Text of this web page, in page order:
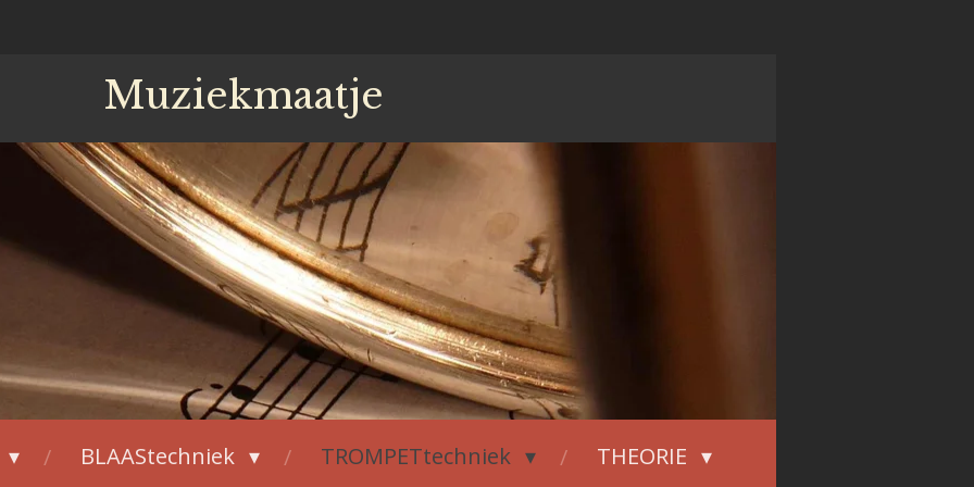
Muziekmaatje
BLAAStechniek TROMPETtechniek
THEORIE